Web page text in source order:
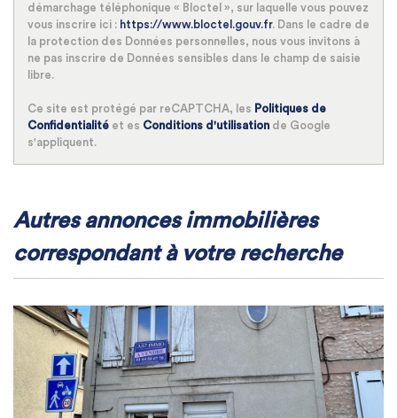
démarchage téléphonique « Bloctel », sur laquelle vous pouvez
vous inscrire ici : https://www.bloctel.gouv.fr. Dans le cadre de
la protection des Données personnelles, nous vous invitons à
ne pas inscrire de Données sensibles dans le champ de saisie
libre.
Ce site est protégé par reCAPTCHA, les Politiques de
Confidentialité et es Conditions d'utilisation de Google
s'appliquent.
autres annonces immobilières
correspondant à votre recherche